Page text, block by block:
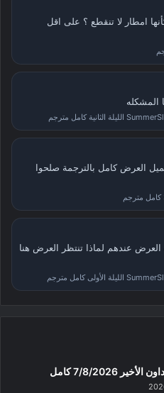
امطار لا تنقطع ؟ على اقل
المشكله
العرض كامل بالترجمة صلحوا
عندهم لماذا تنتظر العرض هنا
7/8/2026 كامل